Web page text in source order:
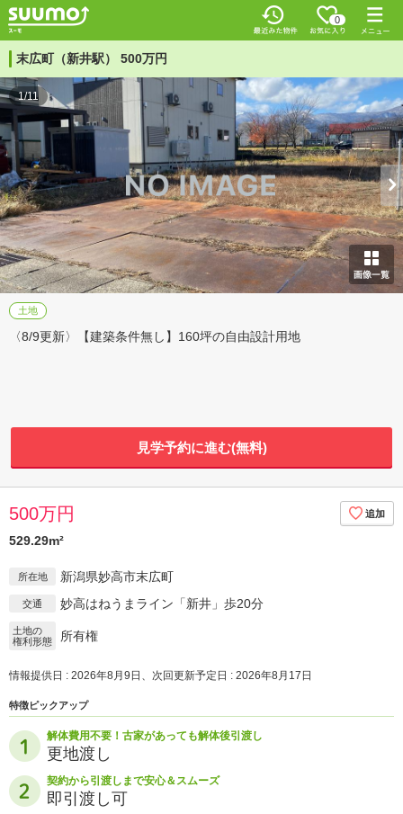
0
末広町（新井駅） 500万円
1/11
土地
〈8/9更新〉【建築条件無し】160坪の自由設計用地
見学予約に進む(無料)
500万円
529.29m²
所在地 新潟県妙高市末広町
交通 妙高はねうまライン「新井」歩20分
土地の
権利形態
所有権
情報提供日 : 2026年8月9日、次回更新予定日 : 2026年8月17日
特徴ピックアップ
解体費用不要！古家があっても解体後引渡し
更地渡し
契約から引渡しまで安心＆スムーズ
即引渡し可